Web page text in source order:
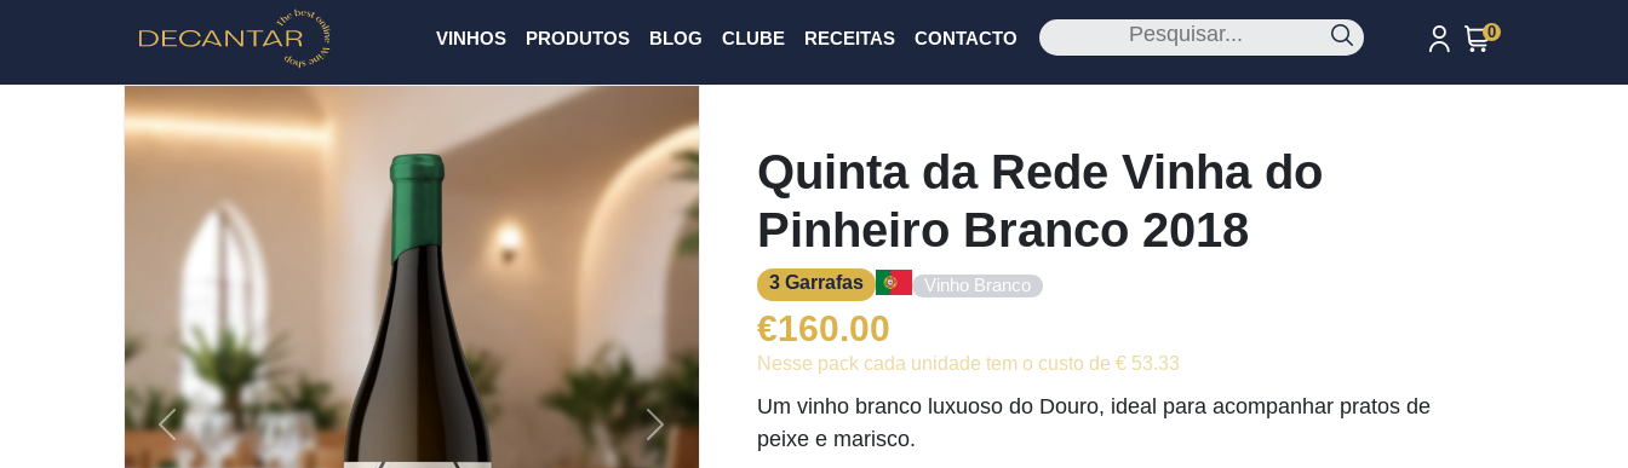
VINHOS PRODUTOS BLOG CLUBE RECEITAS CONTACTO 0
Previous Next
Quinta da Rede Vinha do
Pinheiro Branco 2018
3 Garrafas Vinho Branco
€160.00
Nesse pack cada unidade tem o custo de € 53.33
Um vinho branco luxuoso do Douro, ideal para acompanhar pratos de
peixe e marisco.